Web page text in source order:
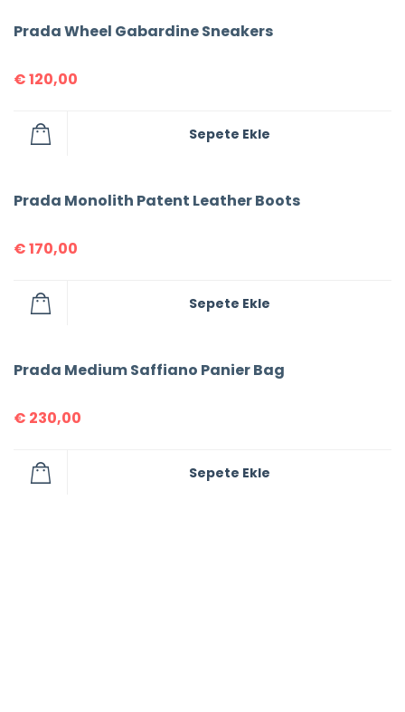
Prada Wheel Gabardine Sneakers
€120,00
Sepete Ekle
Prada Monolith Patent Leather Boots
€170,00
Sepete Ekle
Prada Medium Saffiano Panier Bag
€ 230,00
Sepete Ekle